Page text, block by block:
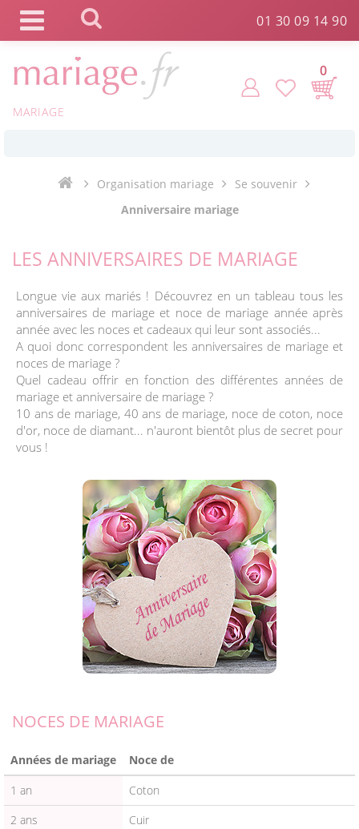
01 30 09 14 90
MARIAGE
0
Commande expédiée en 24h !
Payez votre commande en 4X sans frais*
Organisation mariage
Se souvenir
Anniversaire mariage
LES ANNIVERSAIRES DE MARIAGE
Longue vie aux mariés ! Découvrez en un tableau tous les
anniversaires de mariage et noce de mariage année après
année avec les noces et cadeaux qui leur sont associés...
A quoi donc correspondent les anniversaires de mariage et
noces de mariage ?
Quel cadeau offrir en fonction des différentes années de
mariage et anniversaire de mariage ?
10 ans de mariage, 40 ans de mariage, noce de coton, noce
d'or, noce de diamant... n'auront bientôt plus de secret pour
vous !
NOCES DE MARIAGE
Années de mariage
Noce de
1 an
Coton
2 ans
Cuir
Panneau de gestion des cookies